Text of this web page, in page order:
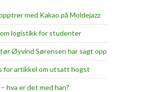
med Kakao på Moldejazz
logistikk for studenter
Øyvind Sørensen har sagt opp
for artikkel om utsatt hogst
hva er det med han?